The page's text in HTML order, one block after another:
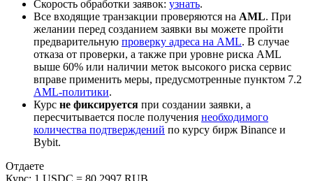
Скорость обработки заявок: узнать.
Все входящие транзакции проверяются на AML. При
желании перед созданием заявки вы можете пройти
предварительную проверку адреса на AML. В случае
отказа от проверки, а также при уровне риска AML
выше 60% или наличии меток высокого риска сервис
вправе применить меры, предусмотренные пунктом 7.2
AML-политики.
Курс не фиксируется при создании заявки, а
пересчитывается после получения необходимого
количества подтверждений по курсу бирж Binance и
Bybit.
Отдаете
Курс: 1 USDC = 80.2997 RUB